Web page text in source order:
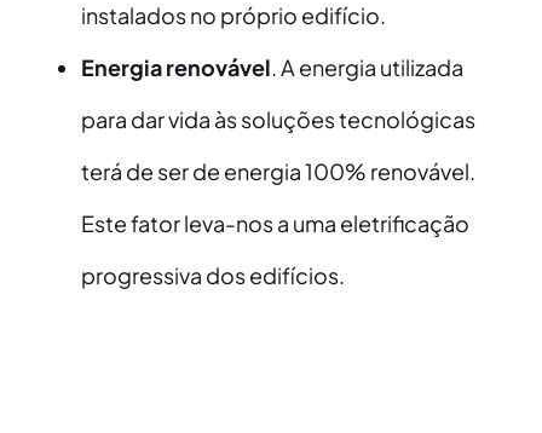
instalados no próprio edifício.
Energia renovável. A energia utilizada
para dar vida às soluções tecnológicas
terá de ser de energia 100% renovável.
Este fator leva-nos a uma eletrificação
progressiva dos edifícios.